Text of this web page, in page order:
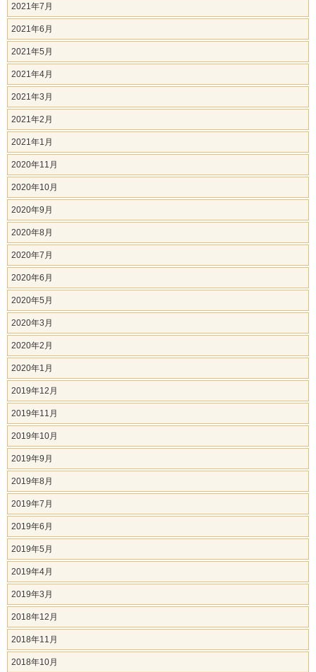
2021年7月
2021年6月
2021年5月
2021年4月
2021年3月
2021年2月
2021年1月
2020年11月
2020年10月
2020年9月
2020年8月
2020年7月
2020年6月
2020年5月
2020年3月
2020年2月
2020年1月
2019年12月
2019年11月
2019年10月
2019年9月
2019年8月
2019年7月
2019年6月
2019年5月
2019年4月
2019年3月
2018年12月
2018年11月
2018年10月